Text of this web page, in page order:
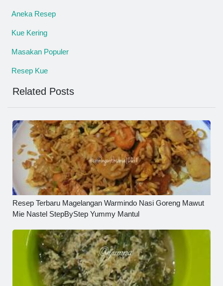
Aneka Resep
Kue Kering
Masakan Populer
Resep Kue
Related Posts
Resep Terbaru Magelangan Warmindo Nasi Goreng Mawut
Mie Nastel StepByStep Yummy Mantul